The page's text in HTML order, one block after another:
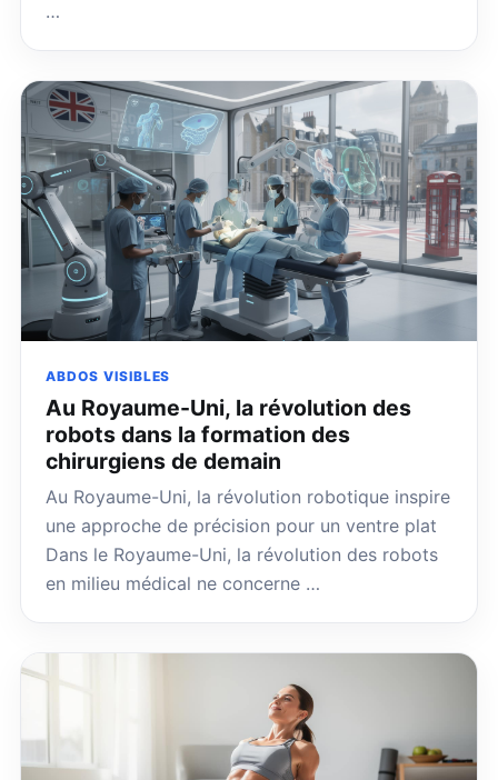
…
ABDOS VISIBLES
Au Royaume-Uni, la révolution des
robots dans la formation des
chirurgiens de demain
Au Royaume-Uni, la révolution robotique inspire
une approche de précision pour un ventre plat
Dans le Royaume-Uni, la révolution des robots
en milieu médical ne concerne …